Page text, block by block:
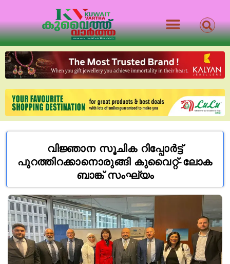
വിജ്ഞാന സൂചിക റിപ്പോർട്ട്
പുറത്തിറക്കാനൊരുങ്ങി കുവൈറ്റ്-ലോക
ബാങ്ക് സംഘ്യം